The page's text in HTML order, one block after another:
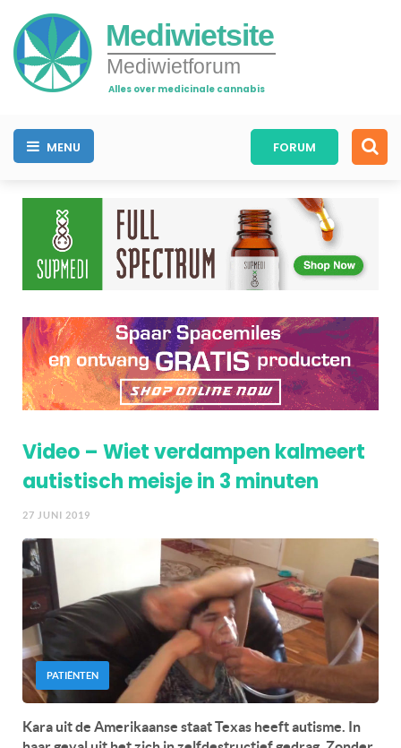
Mediwietsite
Mediwietforum
Alles over medicinale cannabis
MENU FORUM
Video – Wiet verdampen kalmeert
autistisch meisje in 3 minuten
27 JUNI 2019
PATIËNTEN
Kara uit de Amerikaanse staat Texas heeft autisme. In